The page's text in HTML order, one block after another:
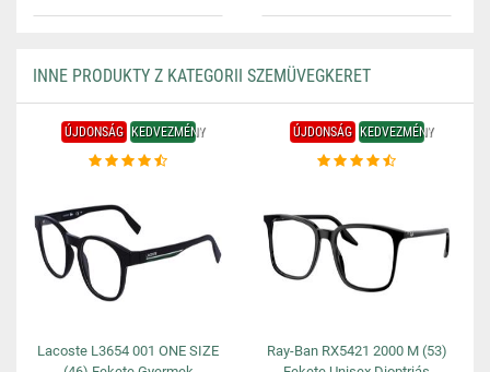
INNE PRODUKTY Z KATEGORII SZEMÜVEGKERET
ÚJDONSÁG KEDVEZMÉNY
Lacoste L3654 001 ONE SIZE
ÚJDONSÁG KEDVEZMÉNY
Ray-Ban RX5421 2000 M (53)